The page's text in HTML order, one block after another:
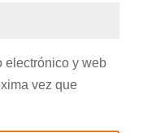
electrónico y web
vez que